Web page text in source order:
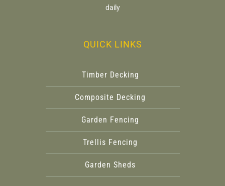
daily
QUICK LINKS
Timber Decking
Composite Decking
Garden Fencing
Trellis Fencing
Garden Sheds